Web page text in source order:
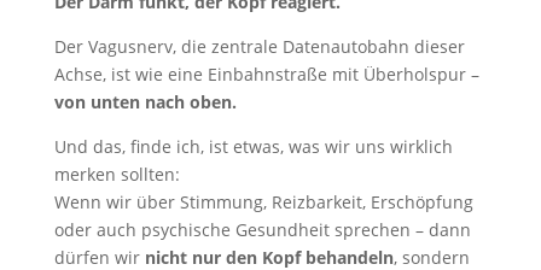
Der Vagusnerv, die zentrale Datenautobahn dieser
Achse, ist wie eine Einbahnstraße mit Überholspur –
von unten nach oben.
Und das, finde ich, ist etwas, was wir uns wirklich
merken sollten:
Wenn wir über Stimmung, Reizbarkeit, Erschöpfung
oder auch psychische Gesundheit sprechen – dann
dürfen wir nicht nur den Kopf behandeln, sondern